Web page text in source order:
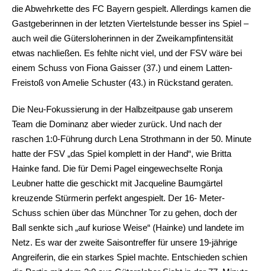
die Abwehrkette des FC Bayern gespielt. Allerdings kamen die
Gastgeberinnen in der letzten Viertelstunde besser ins Spiel –
auch weil die Gütersloherinnen in der Zweikampfintensität
etwas nachließen. Es fehlte nicht viel, und der FSV wäre bei
einem Schuss von Fiona Gaisser (37.) und einem Latten-
Freistoß von Amelie Schuster (43.) in Rückstand geraten.
Die Neu-Fokussierung in der Halbzeitpause gab unserem
Team die Dominanz aber wieder zurück. Und nach der
raschen 1:0-Führung durch Lena Strothmann in der 50. Minute
hatte der FSV „das Spiel komplett in der Hand“, wie Britta
Hainke fand. Die für Demi Pagel eingewechselte Ronja
Leubner hatte die geschickt mit Jacqueline Baumgärtel
kreuzende Stürmerin perfekt angespielt. Der 16- Meter-
Schuss schien über das Münchner Tor zu gehen, doch der
Ball senkte sich „auf kuriose Weise“ (Hainke) und landete im
Netz. Es war der zweite Saisontreffer für unsere 19-jährige
Angreiferin, die ein starkes Spiel machte. Entschieden schien